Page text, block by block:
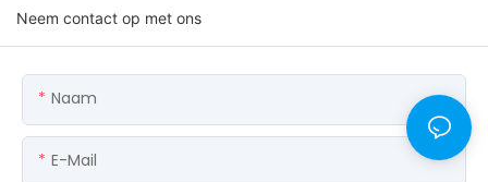
Neem contact op met ons
Naam
E-Mail